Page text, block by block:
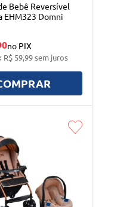
Bebê Reversível
EHM323 Domni
no PIX
R$ 59,99sem juros